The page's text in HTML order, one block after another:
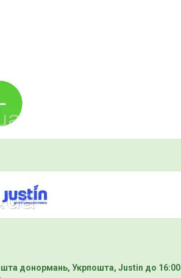
донормань, Укрпошта, Justin до 16:00